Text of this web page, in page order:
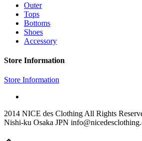
Outer
Tops
Bottoms
Shoes
Accessory
Store Information
Store Information
2014 NICE des Clothing All Rights
Nishi-ku Osaka JPN